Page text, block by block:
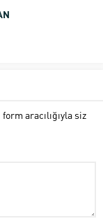
aracılığıyla siz